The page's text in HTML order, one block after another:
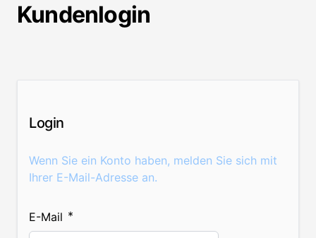
Kundenlogin
Login
Wenn Sie ein Konto haben, melden Sie sich mit
Ihrer E-Mail-Adresse an.
E-Mail